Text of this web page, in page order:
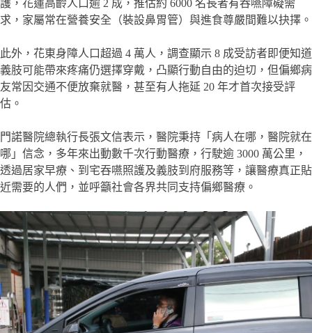
護，花蓮高齡人口逾 2 成，推估約 6000 名長者有吞嚥障礙需
求，家屬常在營養安全（裝設鼻胃管）與進食尊嚴間難以抉擇。
此外，花東身障人口超過 4 萬人，調查顯示 8 成受訪者即便知道
義肢可能帶來疼痛仍選擇穿戴，凸顯行動自由的迫切，但偏鄉病
友常因交通不便放棄就醫，甚至有人拖延 20 年才首次接受評
估。
門諾醫院總執行長張文信表示，醫院秉持「病人在哪，醫院就在
哪」信念，多年來出動數千次行動醫療，行駛逾 3000 萬公里，
透過居家早療、到宅吞嚥照護及義肢到府服務等，讓醫療真正貼
近需要的人們，並呼籲社會各界共同支持偏鄉醫療。